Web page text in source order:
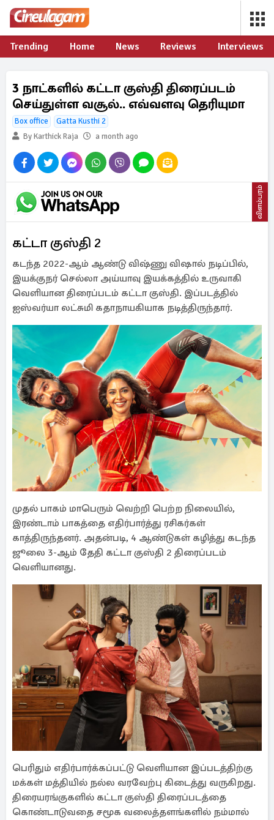
Trending Home News Reviews Interviews
3 நாட்களில் கட்டா குஸ்தி திரைப்படம்
செய்துள்ள வசூல்.. எவ்வளவு தெரியுமா
Box office
Gatta Kusthi 2
By Karthick Raja
a month ago
விளம்பரம்
கட்டா குஸ்தி 2
கடந்த 2022-ஆம் ஆண்டு விஷ்ணு விஷால் நடிப்பில்,
இயக்குநர் செல்லா அய்யாவு இயக்கத்தில் உருவாகி
வெளியான திரைப்படம் கட்டா குஸ்தி. இப்படத்தில்
ஐஸ்வர்யா லட்சுமி கதாநாயகியாக நடித்திருந்தார்.
முதல் பாகம் மாபெரும் வெற்றி பெற்ற நிலையில்,
இரண்டாம் பாகத்தை எதிர்பார்த்து ரசிகர்கள்
காத்திருந்தனர். அதன்படி, 4 ஆண்டுகள் கழித்து கடந்த
ஜூலை 3-ஆம் தேதி கட்டா குஸ்தி 2 திரைப்படம்
வெளியானது.
பெரிதும் எதிர்பார்க்கப்பட்டு வெளியான இப்படத்திற்கு
மக்கள் மத்தியில் நல்ல வரவேற்பு கிடைத்து வருகிறது.
திரையரங்குகளில் கட்டா குஸ்தி திரைப்படத்தை
கொண்டாடுவதை சமூக வலைத்தளங்களில் நம்மால்